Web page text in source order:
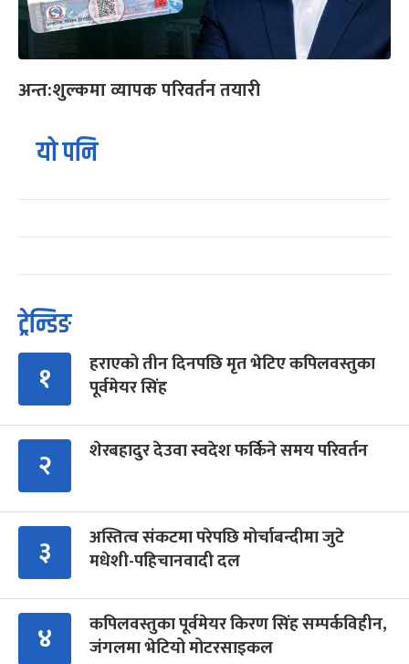
अन्त:शुल्कमा व्यापक परिवर्तन तयारी
यो पनि
ट्रेन्डिङ
१
हराएको तीन दिनपछि मृत भेटिए कपिलवस्तुका
पूर्वमेयर सिंह
२ शेरबहादुर देउवा स्वदेश फर्किने समय परिवर्तन
३
अस्तित्व संकटमा परेपछि मोर्चाबन्दीमा जुटे
मधेशी-पहिचानवादी दल
४
कपिलवस्तुका पूर्वमेयर किरण सिंह सम्पर्कविहीन,
जंगलमा भेटियो मोटरसाइकल